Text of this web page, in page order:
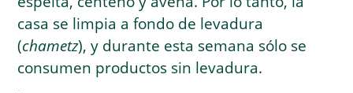
casa se limpia a fondo de levadura
(chametz), y durante esta semana sólo se
consumen productos sin levadura.